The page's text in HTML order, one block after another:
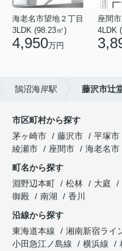
海老名市望地２丁目
3LDK (98.23㎡)
4,950万円
座間
4LDK
鵠沼海岸駅 藤沢市辻
市区町村から探す
茅ヶ崎市
藤沢市 平塚市
綾瀬市
座間市 海老名市
町名から探す
淵野辺本町
松林 大庭
御殿
南湖
香川
沿線から探す
東海道本線
湘南新宿ライ
小田急江ノ島線
横浜線